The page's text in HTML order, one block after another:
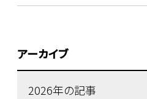
アーカイブ
2026年の記事